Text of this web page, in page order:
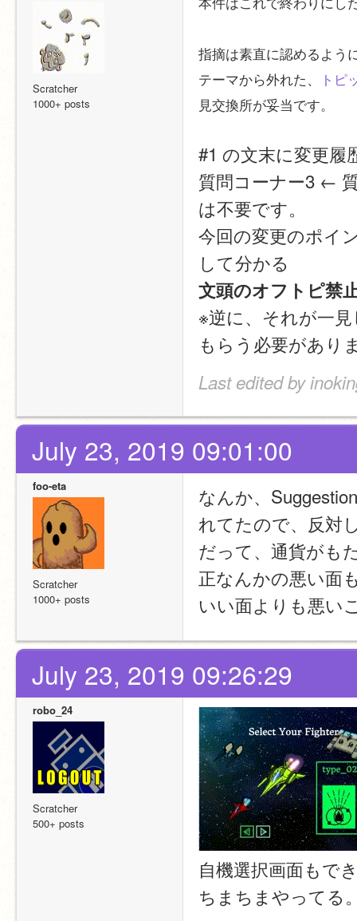
Scratcher
1000+ posts
指摘は素直に認めるよう
テーマから外れた、
トピ
見交換所が妥当です。
#1 の文末に変更履
質問コーナー3 ←
は不要です。
今回の変更のポイ
して分かる
文頭のオフトピ禁
※逆に、それが一
もらう必要があり
Last edited by
July 23, 2019 09:01:00
foo-eta
Scratcher
1000+ posts
なんか、
れてたので、反対
だって、通貨がも
正なんかの悪い面
いい面よりも悪い
July 23, 2019 09:26:29
robo_24
Scratcher
500+ posts
自機選択画面もで
ちまちまやってる